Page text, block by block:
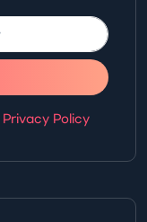
Privacy Policy